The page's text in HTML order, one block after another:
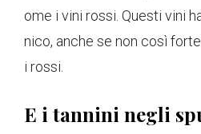
ome i vini rossi. Questi vini
nico, anche se non così
i rossi.
E i tannini negli